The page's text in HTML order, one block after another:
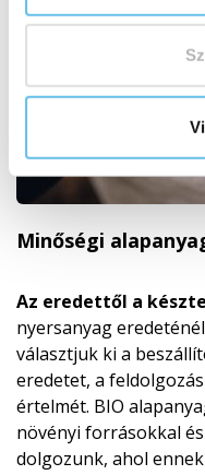
Minőségi
Az eredettől a
nyersanyag
választjuk ki a
eredetet, a
értelmét. BIO
növényi forrásokkal
dolgozunk, ahol